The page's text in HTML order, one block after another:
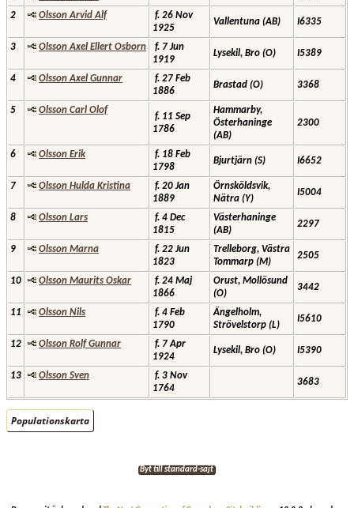
2
Olsson Arvid Alf
f. 26 Nov
1925
Vallentuna (AB) I6335
3 Olsson Axel Ellert Osborn
f. 7 Jun
1919
Lysekil, Bro (O) I5389
4 Olsson Axel Gunnar
f. 27 Feb
1886
Brastad (O) 3368
5 Olsson Carl Olof
f. 11 Sep
1786
Hammarby,
Österhaninge
(AB)
2300
6 Olsson Erik
f. 18 Feb
1798
Bjurtjärn (S) I6652
7 Olsson Hulda Kristina
f. 20 Jan
1889
Örnsköldsvik,
Nätra (Y)
I5004
8 Olsson Lars
f. 4 Dec
1815
Västerhaninge
(AB)
2297
9 Olsson Marna
f. 22 Jun
1823
Trelleborg, Västra
Tommarp (M)
2505
10 Olsson Maurits Oskar
f. 24 Maj
1866
Orust, Mollösund
(O)
3442
11 Olsson Nils
f. 4 Feb
1790
Ängelholm,
Strövelstorp (L)
I5610
12 Olsson Rolf Gunnar
f. 7 Apr
1924
Lysekil, Bro (O) I5390
13 Olsson Sven
f. 3 Nov
1764
3683
Populationskarta
Byt till standard-sajt